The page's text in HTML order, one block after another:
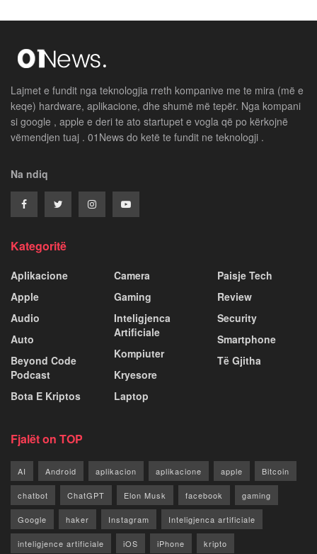
Lajmet e fundit nga teknologjia rreth kompanive me te mira (më e
keqe) hardware, aplikacione, dhe shumë më tepër. Nga kompani
si google , apple e deri te ato startupet e vogla që po kërkojnë
vëmendjen tuaj . 01News do ketë te fundit ne teknologji .
Na ndiq
Kategoritë
Aplikacione
Apple
Audio
Auto
Beyond Code
Podcast
Bota E Kriptos
Camera
Gaming
Inteligjenca
Artificiale
Kompiuter
Kryesore
Laptop
Paisje Tech
Review
Security
Smartphone
Të Gjitha
Fjalët on TOP
AI Android aplikacion aplikacione apple Bitcoin
chatbot ChatGPT Elon Musk facebook gaming
Google haker Instagram Inteligjenca artificiale
inteligjence artificiale iOS iPhone kripto